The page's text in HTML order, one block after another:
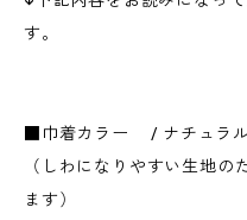
す。
■巾着カラー / ナチュラル
（しわになりやすい生地
ます）